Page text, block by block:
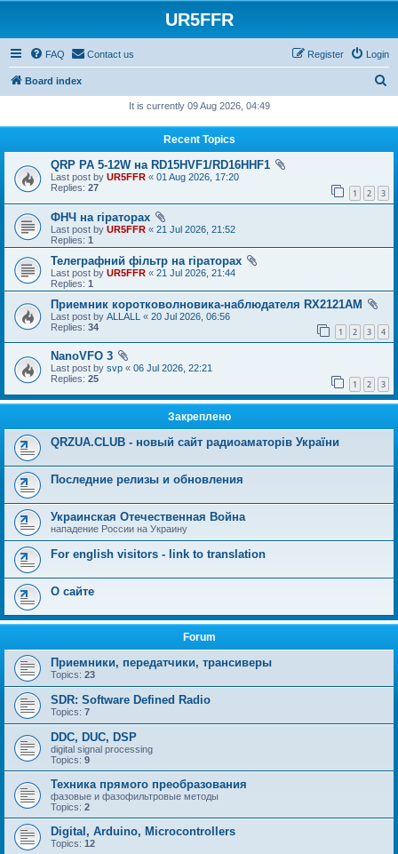
UR5FFR
FAQ Contact us Login
Register
Board index
h
It is currently 09 Aug 2026, 04:49
Recent Topics
QRP PA 5-12W на RD15HVF1/RD16HHF1
Last post by UR5FFR « 01 Aug 2026, 17:20
Replies: 27 1 2 3
ФНЧ на гіраторах
Last post by UR5FFR « 21 Jul 2026, 21:52
Replies: 1
Телеграфний фільтр на гіраторах
Last post by UR5FFR « 21 Jul 2026, 21:44
Replies: 1
Приемник коротковолновика-наблюдателя RX2121AM
Last post by ALLALL « 20 Jul 2026, 06:56
Replies: 34 1 2 3 4
NanoVFO 3
Last post by svp « 06 Jul 2026, 22:21
Replies: 25 1 2 3
Закреплено
QRZUA.CLUB - новый сайт радиоаматорів України
Последние релизы и обновления
Украинская Отечественная Война
нападение России на Украину
For english visitors - link to translation
О сайте
Forum
Приемники, передатчики, трансиверы
Topics: 23
SDR: Software Defined Radio
Topics: 7
DDC, DUC, DSP
digital signal processing
Topics: 9
Техника прямого преобразования
фазовые и фазофильтровые методы
Topics: 2
Digital, Arduino, Microcontrollers
Topics: 12